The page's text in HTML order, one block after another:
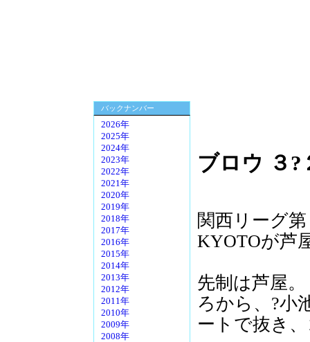
バックナンバー
2026年
2025年
2024年
2023年
2022年
2021年
2020年
2019年
2018年
2017年
2016年
2015年
2014年
2013年
2012年
2011年
2010年
2009年
2008年
ブロウ ３?
関西リーグ
KYOTOが芦
先制は芦屋
ろから、?小
ートで抜き